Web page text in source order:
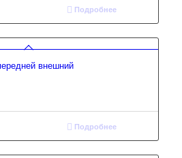
Подробнее
внешний
Подробнее